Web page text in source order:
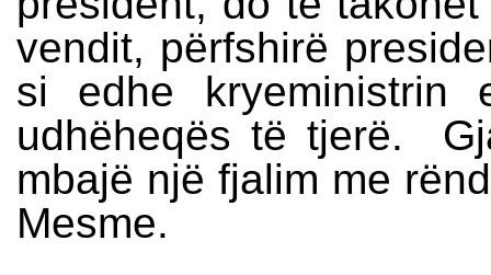
vendit, përfshirë
si edhe kryeministrin
udhëheqës të tjerë.
mbajë një fjalim me
Mesme.